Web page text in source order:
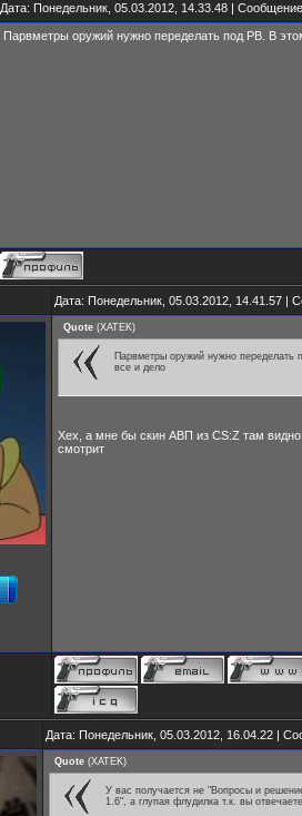
Дата: Понедельник, 05.03.2012, 14.33.48 |
Парвметры оружий нужно переделать под PB. В
Дата: Понедельник, 05.03.2012, 14.41.57 |
Quote (XATEK)
Парвметры оружий нужно переделать
все и дело
Хех, а мне бы скин АВП из CS:Z там видно
смотрит
Дата: Понедельник, 05.03.2012, 16.04.22 |
Quote (XATEK)
У вас получается не "Вопросы и
1.6", а глупая флудилка т.к. вы